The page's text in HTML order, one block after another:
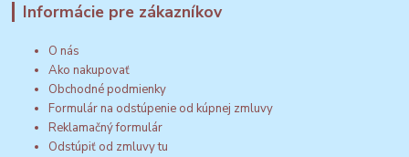
Informácie pre zákazníkov
O nás
Ako nakupovať
Obchodné podmienky
Formulár na odstúpenie od kúpnej zmluvy
Reklamačný formulár
Odstúpiť od zmluvy tu